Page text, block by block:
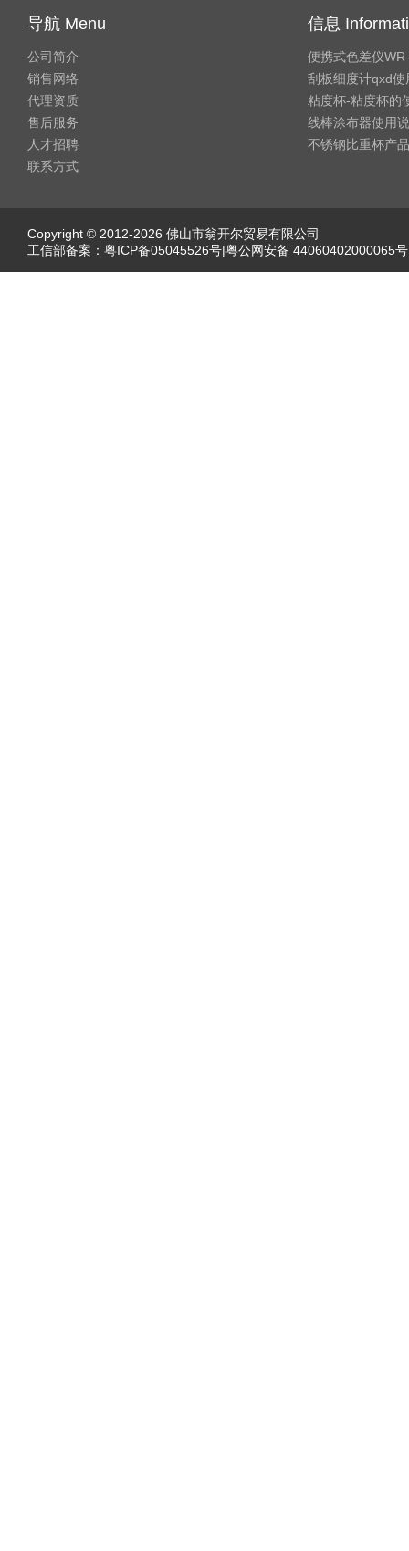
导航 Menu
公司简介
销售网络
代理资质
售后服务
人才招聘
联系方式
信息
便携式色差仪
刮板细度计qxd使
粘度杯-粘度杯的
线棒涂布器使用
不锈钢比重杯产
Copyright © 2012-2026 佛山市翁开尔贸易有限公司
工信部备案： 粤ICP备05045526号|粤公网安备 44060402000065号